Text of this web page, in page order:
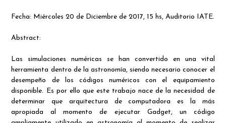
Fecha: Miércoles 20 de Diciembre de 2017, 15 hs, Auditorio IATE.
Abstract:
Las simulaciones numéricas se han convertido en una vital
herramienta dentro de la astronomía, siendo necesario conocer el
desempeño de los códigos numéricos con el equipamiento
disponible. Es por ello que este trabajo nace de la necesidad de
determinar que arquitectura de computadora es la más
apropiada al momento de ejecutar Gadget, un código